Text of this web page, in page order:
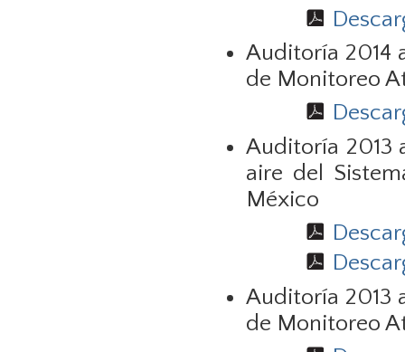
Auditoría 2014
de Monitoreo
Auditoría 2013
aire del
México
Auditoría 2013
de Monitoreo